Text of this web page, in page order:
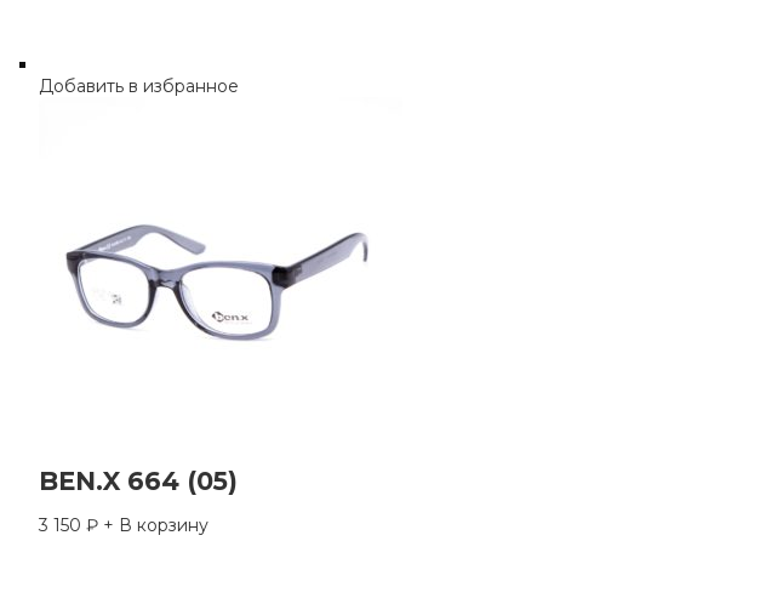
Добавить в избранное
BEN.X 664 (05)
3 150 ₽ + В корзину